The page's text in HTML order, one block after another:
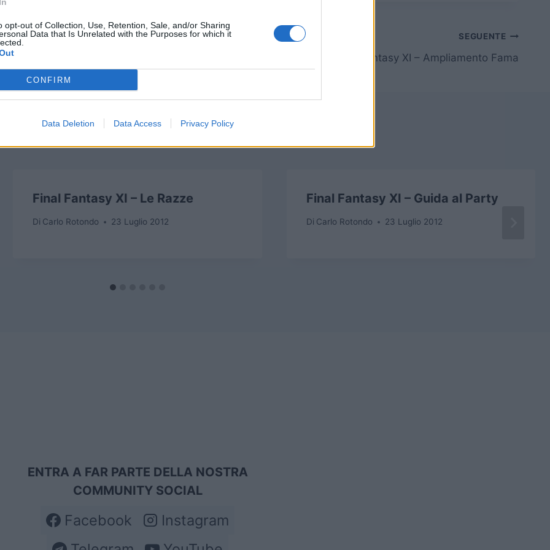
opt-out of Collection, Use, Retention, Sale, and/or Sharing
Data that Is Unrelated with the Purposes for which it
CONFIRM
Data Deletion Data Access Privacy Policy
SEGUENTE
Final Fantasy XI – Ampliamento Fama
Final Fantasy XI – Le Razze
Di Carlo Rotondo 23 Luglio 2012
Final Fantasy XI – Guida al Party
Di Carlo Rotondo 23 Luglio 2012
ENTRA A FAR PARTE DELLA NOSTRA
COMMUNITY SOCIAL
Facebook
Instagram